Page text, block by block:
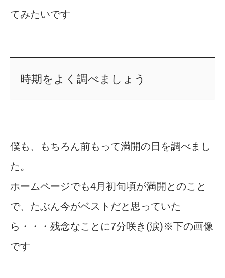
てみたいです
時期をよく調べましょう
僕も、もちろん前もって満開の日を調べまし
た。
ホームページでも4月初旬頃が満開とのこと
で、たぶん今がベストだと思っていた
ら・・・残念なことに7分咲き(涙)※下の画像
です